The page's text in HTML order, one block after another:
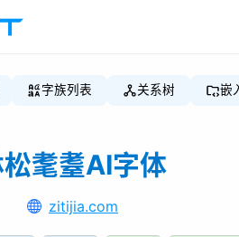
字族列表 关系树 嵌
耄耋AI字体
zitijia.com